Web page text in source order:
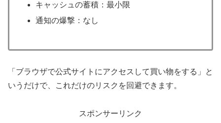
キャッシュの蓄積：最小限
通知の爆撃：なし
「ブラウザで公式サイトにアクセスして買い物をする」と
いうだけで、これだけのリスクを回避できます。
スポンサーリンク